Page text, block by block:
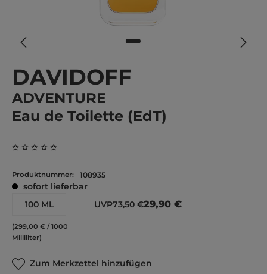
DAVIDOFF
ADVENTURE
Eau de Toilette (EdT)
Produktnummer: 108935
sofort lieferbar
100 ML
(299,00 € / 1000
Milliliter)
UVP73,50 €29,90 €
Zum Merkzettel hinzufügen